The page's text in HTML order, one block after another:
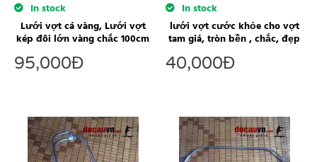
In stock
Lưới vợt cá vàng, Lưới vợt
kép đôi lớn vàng chắc 100cm
95,000Đ
In stock
lưới vợt cước khỏe cho vợt
tam giá, tròn bền , chắc, đẹp
40,000Đ